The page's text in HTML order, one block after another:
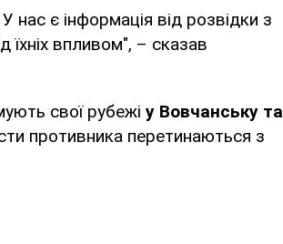
є інформація від розвідки з
їхніх впливом", – сказав
свої рубежі у Вовчанську та
противника перетинаються з